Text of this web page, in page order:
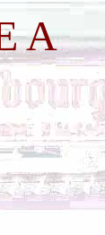
A